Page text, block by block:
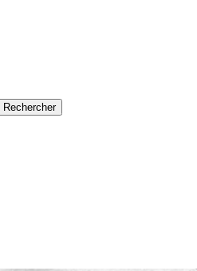
Rechercher